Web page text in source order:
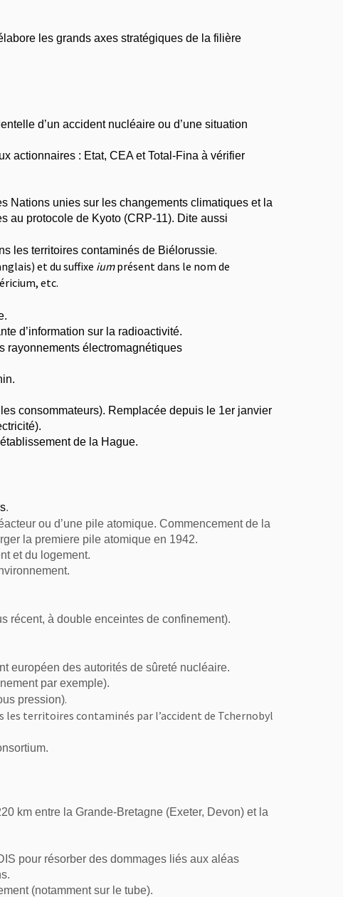
les grands axes stratégiques de la filière
d’un accident nucléaire ou d’une situation
actionnaires : Etat, CEA et Total-Fina à vérifier
Nations unies sur les changements climatiques et la
au protocole de Kyoto (CRP-11). Dite aussi
les territoires contaminés de Biélorussie.
) et du suffixe iumprésent dans le nom de
etc.
d’information sur la radioactivité.
rayonnements électromagnétiques
consommateurs). Remplacée depuis le 1er janvier
de la Hague.
.
ou d’une pile atomique. Commencement de la
la premiere pile atomique en 1942.
et du logement.
récent, à double enceintes de confinement).
européen des autorités de sûreté nucléaire.
par exemple).
pression).
territoires contaminés par l’accident de Tchernobyl
km entre la Grande-Bretagne (Exeter, Devon) et la
pour résorber des dommages liés aux aléas
(notamment sur le tube).